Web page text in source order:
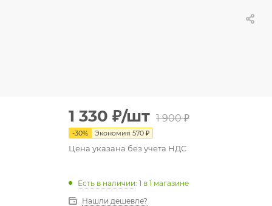
1 330 ₽/шт 1 900₽
-30% Экономия 570 ₽
Цена указана без учета НДС
Есть в наличии: 1 в 1 магазине
Нашли дешевле?